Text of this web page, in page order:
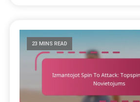
23 MINS READ